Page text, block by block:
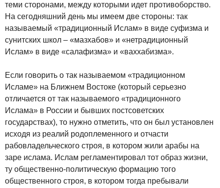
теми сторонами, между которыми идет противоборство.
На сегодняшний день мы имеем две стороны: так
называемый «традиционный Ислам» в виде суфизма и
сунитских школ – «мазхабов» и «нетрадиционный
Ислам» в виде «салафизма» и «ваххабизма».
Если говорить о так называемом «традиционном
Исламе» на Ближнем Востоке (который серьезно
отличается от так называемого «традиционного
Ислама» в России и бывших постсоветских
государствах), то нужно отметить, что он был установлен
исходя из реалий родоплеменного и отчасти
рабовладельческого строя, в котором жили арабы на
заре ислама. Ислам регламентировал тот образ жизни,
ту общественно-политическую формацию того
общественного строя, в котором тогда пребывали